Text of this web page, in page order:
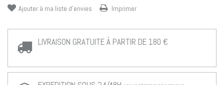
Ajouter à ma liste d'envies Imprimer
LIVRAISON GRATUITE À PARTIR DE 180 €